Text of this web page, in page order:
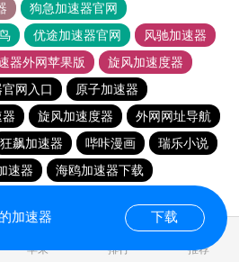
狗急加速器官网
优途加速器官网
风驰加速器
器外网苹果版
旋风加速度器
网入口
原子加速器
旋风加速度器
外网网址导航
狂飙加速器 哔咔漫画
瑞乐小说
速器
海鸥加速器下载
苹果 排行 推荐
加速器 下载
0.017498s